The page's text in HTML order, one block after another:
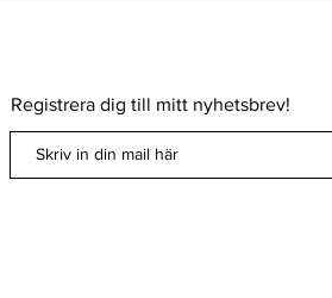
Registrera dig till mitt nyhetsbrev!